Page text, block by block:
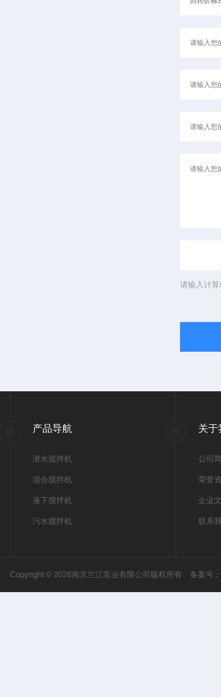
请输入计
产品导航
潜水搅拌机
混合搅拌机
液下搅拌机
污水搅拌机
关于
公司
荣誉
企业
联系
Copyright © 2026南京兰江泵业有限公司版权所有 备案号